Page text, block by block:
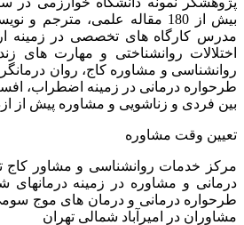
مدرس کارگاه­ های تخصصی در زمینه
اختلالات روانشناختی و مهارت های
طرحواره درمانی در زمینه اضطراب،
بین فردی و زناشویی و مشاوره پیش از
تعیین وقت مشاوره
مرکز خدمات روانشناسی و مشاور
طرحواره درمانی و درمان های موج
مشاوران در امیرآباد شمالی تهران